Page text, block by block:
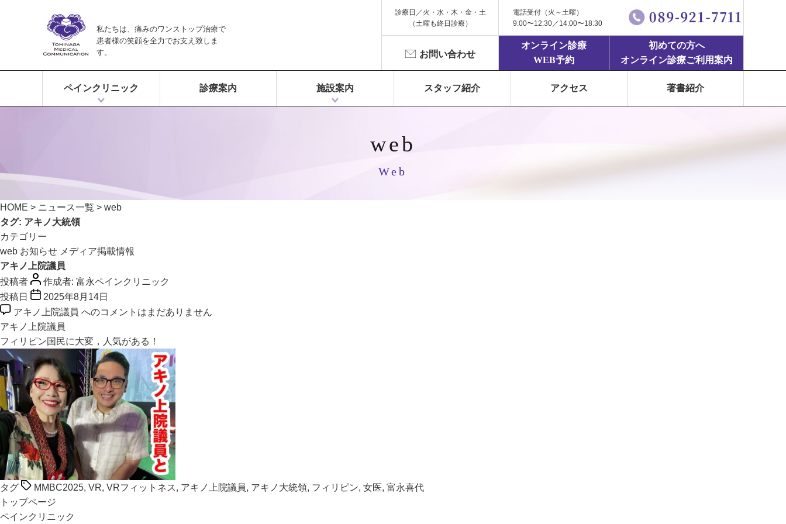
私たちは、痛みのワンストップ治療で
患者様の笑顔を全力でお支え致しま
す。
診療日／火・水・木・金・土
（土曜も終日診療）
電話受付（火～土曜）
9:00〜12:30／14:00〜18:30
お問い合わせ
オンライン診療
WEB予約
初めての方へ
オンライン診療ご利用案内
ペインクリニック 診療案内 施設案内 スタッフ紹介 アクセス 著書紹介
web
Web
HOME > ニュース一覧 > web
タグ: アキノ大統領
カテゴリー
web お知らせ メディア掲載情報
アキノ上院議員
投稿者
作成者: 富永ペインクリニック
投稿日
2025年8月14日
アキノ上院議員 へのコメントはまだありません
アキノ上院議員
フィリピン国民に大変，人気がある！
タグ MMBC2025, VR, VRフィットネス, アキノ上院議員, アキノ大統領, フィリピン, 女医, 富永喜代
トップページ
ペインクリニック